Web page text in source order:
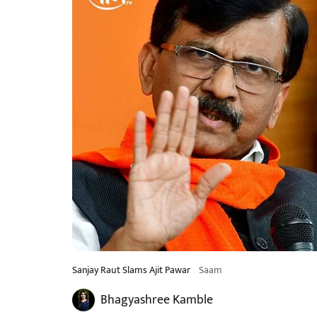
Sanjay Raut Slams Ajit Pawar Saam
Bhagyashree Kamble